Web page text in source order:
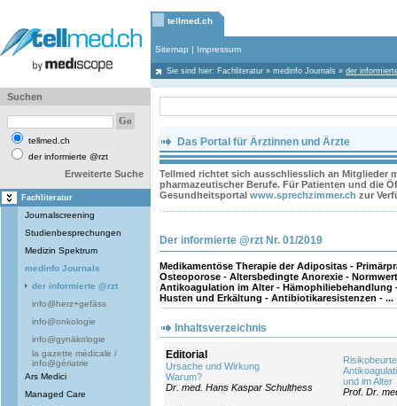
tellmed.ch
Sitemap | Impressum
Sie sind hier: Fachliteratur » medinfo Journals » der
Suchen
tellmed.ch
der informierte @rzt
Erweiterte Suche
Fachliteratur
Journalscreening
Studienbesprechungen
Medizin Spektrum
medinfo Journals
der informierte @rzt
info@herz+gefäss
info@onkologie
info@gynäkologie
la gazette médicale /
info@gériatrie
Ars Medici
Managed Care
Das Portal für Ärztinnen und Ärzte
Tellmed richtet sich ausschliesslich an Mitglieder
pharmazeutischer Berufe. Für Patienten und die
Gesundheitsportal www.sprechzimmer.ch zur
Der informierte @rzt Nr. 01/2019
Medikamentöse Therapie der Adipositas -
Osteoporose - Altersbedingte Anorexie -
Antikoagulation im Alter - Hämophiliebehandlung
Husten und Erkältung - Antibiotikaresistenzen - ...
Inhaltsverzeichnis
Editorial
Ursache und Wirkung
Warum?
Dr. med. Hans Kaspar Schulthess
und im Alter
Prof. Dr.